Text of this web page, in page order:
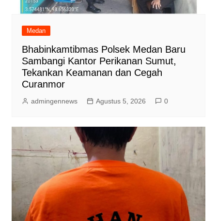
Medan
Bhabinkamtibmas Polsek Medan Baru
Sambangi Kantor Perikanan Sumut,
Tekankan Keamanan dan Cegah
Curanmor
admingennews Agustus 5, 2026 0